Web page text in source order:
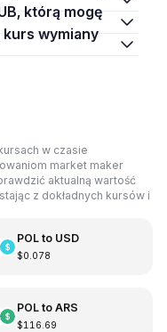
w czasie
market maker
aktualną wartość
z dokładnych kursów i
POLto USD
$0.078
POLto ARS
$116.69